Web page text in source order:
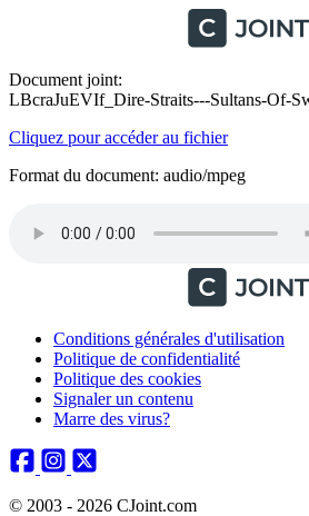
Document joint:
LBcraJuEVIf_Dire-Straits---Sultans-Of-
Cliquez pour accéder au fichier
Format du document: audio/mpeg
Conditions générales d'utilisation
Politique de confidentialité
Politique des cookies
Signaler un contenu
Marre des virus?
© 2003 - 2026 CJoint.com